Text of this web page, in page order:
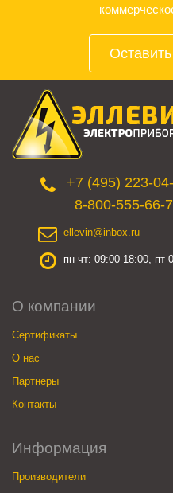
+7 (495) 223-
8-800-555-66-
ellevin@inbox.ru
пн-чт: 09:00-18:00, пт
О компании
Сертификаты
О нас
Партнеры
Контакты
Информация
Производители